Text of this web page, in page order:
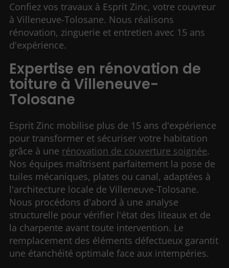
Confiez vos travaux à Esprit Zinc, votre couvreur
à Villeneuve-Tolosane. Nous réalisons
rénovation, zinguerie et entretien avec 15 ans
d'expérience.
Expertise en rénovation de
toiture à Villeneuve-
Tolosane
Esprit Zinc mobilise plus de 15 ans d'expérience
pour transformer et sécuriser votre habitation
grâce à une rénovation de couverture soignée.
Nos équipes maîtrisent parfaitement la pose de
tuiles mécaniques, plates ou canal, adaptées à
l'architecture locale de Villeneuve-Tolosane.
Nous procédons d'abord à une analyse
structurelle pour vérifier l'état des liteaux et de
la charpente avant toute intervention. Le
remplacement des éléments défectueux garantit
une étanchéité optimale face aux intempéries.